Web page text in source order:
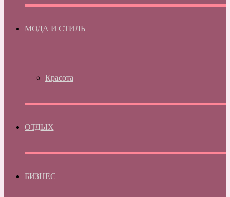
МОДА И СТИЛЬ
Красота
ОТДЫХ
БИЗНЕС